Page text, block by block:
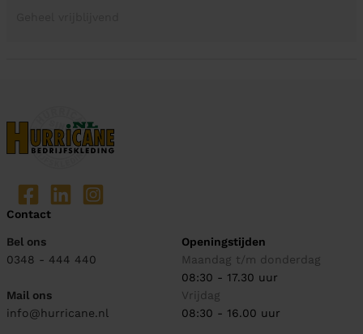
Contact
Bel ons
0348 - 444 440
Mail ons
info@hurricane.nl
Openingstijden
Maandag t/m donderdag
08:30 - 17.30 uur
Vrijdag
08:30 - 16.00 uur